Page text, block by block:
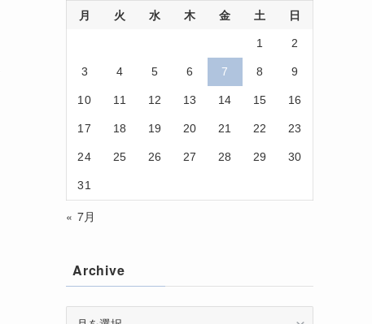
月 火 水 木 金 土 日
1 2
3 4 5 6 7 8 9
10 11 12 13 14 15 16
17 18 19 20 21 22 23
24 25 26 27 28 29 30
31
« 7月
Archive
Archive